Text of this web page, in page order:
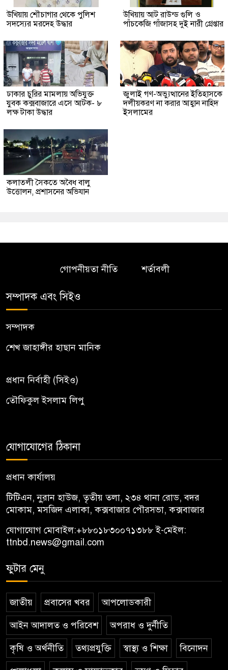
উখিয়ায় শৌচাগার থেকে পুলিশ
সদস্যের মরদেহ উদ্ধার
উখিয়ায় আট রাউন্ড গুলি ও
পাঁচকেজি গাঁজাসহ দুই নারী গ্রেপ্তার
ঢাকার চুরির মামলায় অভিযুক্ত
যুবক কক্সবাজারে এসে আটক- ৮
লক্ষ টাকা উদ্ধার
জুলাই গণ-অভ্যুত্থানের ইতিহাসকে
দলীয়করণ না করার আহ্বান নাহিদ
ইসলামের
কলাতলী সৈকতে অবৈধ বালু
উত্তোলন, প্রশাসনের অভিযান
গোপনীয়তা নীতি শর্তাবলী
সম্পাদক এবং সিইও
সম্পাদক
শেখ জাহাঙ্গীর হাছান মানিক
প্রধান নির্বাহী (সিইও)
তৌফিকুল ইসলাম লিপু
যোগাযোগের ঠিকানা
প্রধান কার্যালয়
টিটিএন, নু্রান হাউজ, তৃতীয় তলা, ২৩৪ থানা রোড, বদর
মোকাম, মসজিদ এলাকা, কক্সবাজার পৌরসভা, কক্সবাজার
যোগাযোগ মোবাইল:+৮৮০১৮৩০০৭১৩৮৮ই-মেইল:
ttnbd.news@gmail.com
ফুটার মেনু
জাতীয় প্রবাসের খবর আপলোডকারী
আইন আদালত ও পরিবেশ অপরাধ ও দুর্নীতি
কৃষি ও অর্থনীতি তথ্যপ্রযুক্তি স্বাস্থ্য ও শিক্ষা বিনোদন